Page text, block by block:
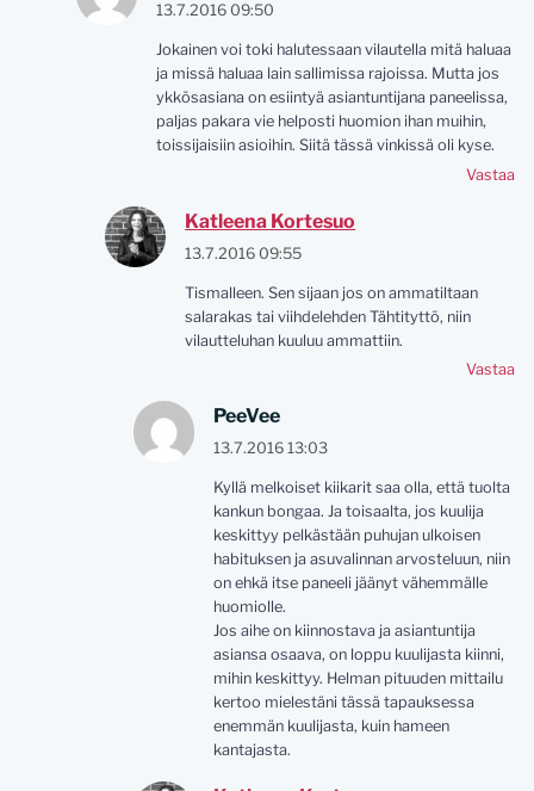
13.7.2016 09:50
Jokainen voi toki halutessaan vilautella mitä haluaa
ja missä haluaa lain sallimissa rajoissa. Mutta jos
ykkösasiana on esiintyä asiantuntijana paneelissa,
paljas pakara vie helposti huomion ihan muihin,
toissijaisiin asioihin. Siitä tässä vinkissä oli kyse.
Vastaa
Katleena Kortesuo
13.7.2016 09:55
Tismalleen. Sen sijaan jos on ammatiltaan
salarakas tai viihdelehden Tähtityttö, niin
vilautteluhan kuuluu ammattiin.
Vastaa
PeeVee
13.7.2016 13:03
Kyllä melkoiset kiikarit saa olla, että tuolta
kankun bongaa. Ja toisaalta, jos kuulija
keskittyy pelkästään puhujan ulkoisen
habituksen ja asuvalinnan arvosteluun, niin
on ehkä itse paneeli jäänyt vähemmälle
huomiolle.
Jos aihe on kiinnostava ja asiantuntija
asiansa osaava, on loppu kuulijasta kiinni,
mihin keskittyy. Helman pituuden mittailu
kertoo mielestäni tässä tapauksessa
enemmän kuulijasta, kuin hameen
kantajasta.